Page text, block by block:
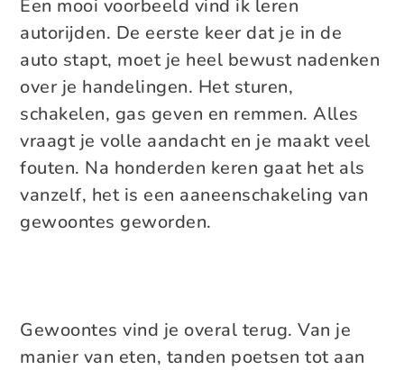
Een mooi voorbeeld vind ik leren
autorijden. De eerste keer dat je in de
auto stapt, moet je heel bewust nadenken
over je handelingen. Het sturen,
schakelen, gas geven en remmen. Alles
vraagt je volle aandacht en je maakt veel
fouten. Na honderden keren gaat het als
vanzelf, het is een aaneenschakeling van
gewoontes geworden.
Gewoontes vind je overal terug. Van je
manier van eten, tanden poetsen tot aan